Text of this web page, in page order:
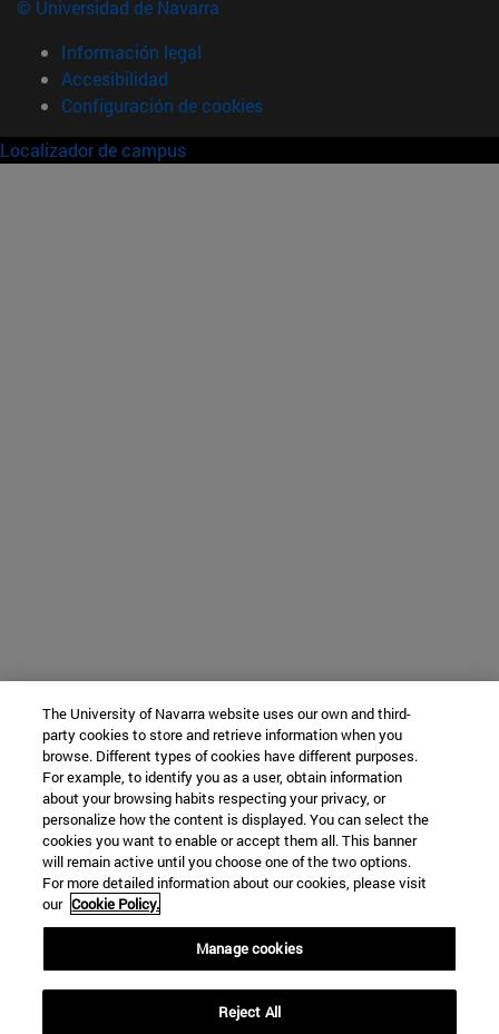
© Universidad de Navarra
Información legal
Accesibilidad
Configuración de cookies
Localizador de campus
The University of Navarra website uses our own and third-
party cookies to store and retrieve information when you
browse. Different types of cookies have different purposes.
For example, to identify you as a user, obtain information
about your browsing habits respecting your privacy, or
personalize how the content is displayed. You can select the
cookies you want to enable or accept them all. This banner
will remain active until you choose one of the two options.
For more detailed information about our cookies, please visit
our Cookie Policy.
Manage cookies
Reject All